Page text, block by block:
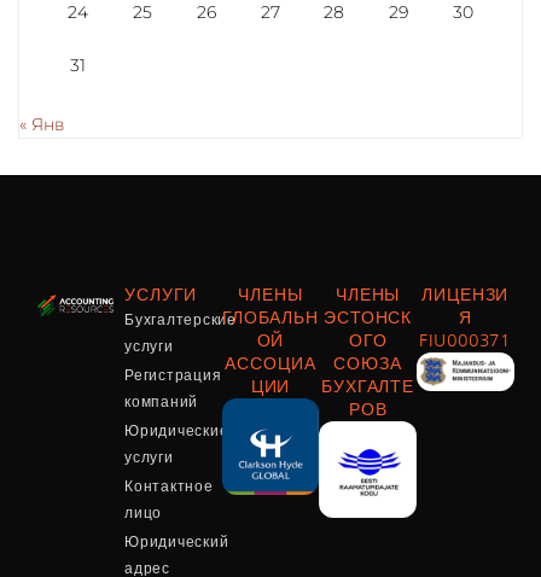
24 25 26 27 28 29 30
31
« Янв
УСЛУГИ
Бухгалтерские
услуги
Регистрация
компаний
Юридические
услуги
Контактное
лицо
Юридический
адрес
ЧЛЕНЫ
ГЛОБАЛЬН
ОЙ
АССОЦИА
ЦИИ
ЧЛЕНЫ
ЭСТОНСК
ОГО
СОЮЗА
БУХГАЛТЕ
РОВ
ЛИЦЕНЗИ
Я
FIU000371